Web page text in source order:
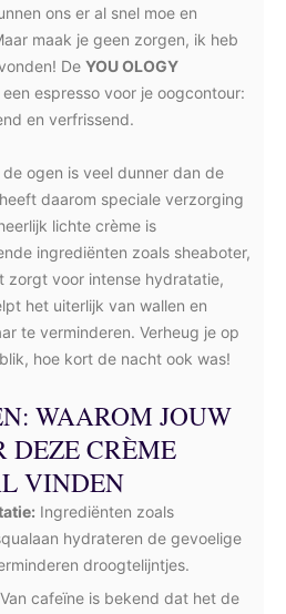
ons er al snel moe en
maak je geen zorgen, ik heb
De YOU OLOGY
een espresso voor je oogcontour:
en verfrissend.
ogen is veel dunner dan de
daarom speciale verzorging
lichte crème is
ingrediënten zoals sheaboter,
zorgt voor intense hydratatie,
het uiterlijk van wallen en
te verminderen. Verheug je op
hoe kort de nacht ook was!
WAAROM JOUW
DEZE CRÈME
VINDEN
Ingrediënten zoals
hydrateren de gevoelige
droogtelijntjes.
Van cafeïne is bekend dat het de